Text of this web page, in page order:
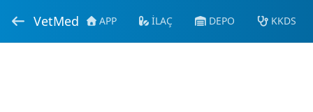
VetMed APP İLAÇ DEPO KKDS